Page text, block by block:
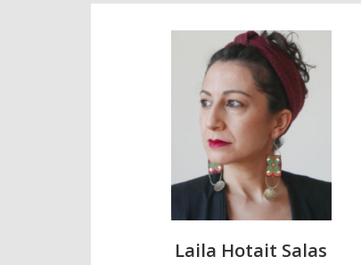
Laila Hotait Salas